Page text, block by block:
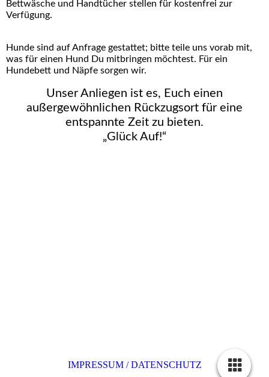
Bettwäsche und Handtücher stellen für kostenfrei zur
Verfügung.
Hunde sind auf Anfrage gestattet; bitte teile uns vorab mit,
was für einen Hund Du mitbringen möchtest. Für ein
Hundebett und Näpfe sorgen wir.
Unser Anliegen ist es, Euch einen
außergewöhnlichen Rückzugsort für eine
entspannte Zeit zu bieten.
„Glück Auf!“
IMPRESSUM / DATENSCHUTZ